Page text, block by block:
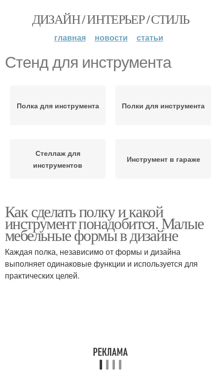
ДИЗАЙН / ИНТЕРЬЕР / СТИЛЬ
главная новости статьи
Стенд для инструмента
Полка для инструмента Полки для инструмента
Стеллаж для
инструментов
Инструмент в гараже
Как сделать полку и какой
инструмент понадобится. Малые
мебельные формы в дизайне
Каждая полка, независимо от формы и дизайна
выполняет одинаковые функции и используется для
практических целей.